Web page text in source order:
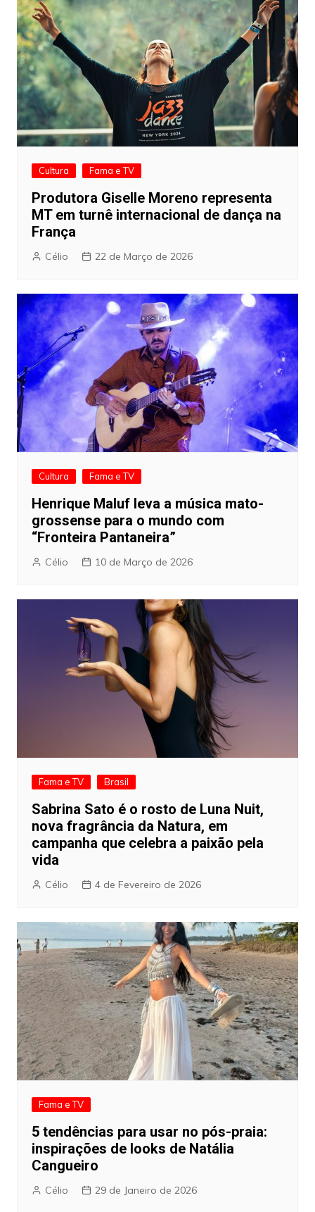
Cultura Fama e TV
Produtora Giselle Moreno representa
MT em turnê internacional de dança na
França
Célio 22 de Março de 2026
Cultura Fama e TV
Henrique Maluf leva a música mato-
grossense para o mundo com
“Fronteira Pantaneira”
Célio 10 de Março de 2026
Fama e TV Brasil
Sabrina Sato é o rosto de Luna Nuit,
nova fragrância da Natura, em
campanha que celebra a paixão pela
vida
Célio 4 de Fevereiro de 2026
Fama e TV
5 tendências para usar no pós-praia:
inspirações de looks de Natália
Cangueiro
Célio 29 de Janeiro de 2026